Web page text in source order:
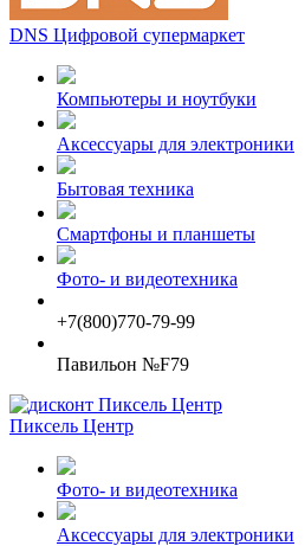
DNS Цифровой супермаркет
Компьютеры и ноутбуки
Аксессуары для электроники
Бытовая техника
Смартфоны и планшеты
Фото- и видеотехника
+7(800)770-79-99
Павильон №F79
Пиксель Центр
Фото- и видеотехника
Аксессуары для электроники